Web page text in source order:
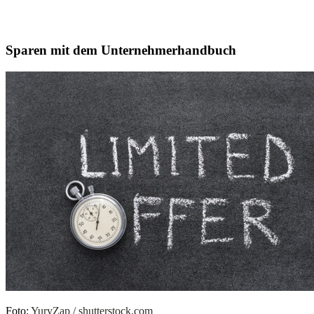
Sparen mit dem Unternehmerhandbuch
Foto: YuryZap / shutterstock.com